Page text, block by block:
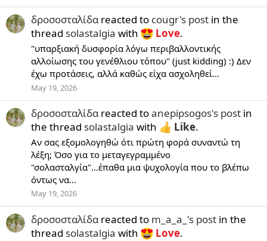
δροσοσταλίδαreacted to cougr's post in the
thread solastalgia with Love.
"υπαρξιακή δυσφορία λόγω περιβαλλοντικής
αλλοίωσης του γενέθλιου τόπου" (just kidding) :) Δεν
έχω προτάσεις, αλλά καθώς είχα ασχοληθεί...
May 19, 2026
δροσοσταλίδαreacted toanepipsogos's post in
the thread solastalgia with Like.
Αν σας εξομολογηθώ ότι πρώτη φορά συναντώ τη
λέξη; Όσο για το μεταγεγραμμένο
"σολασταλγία"...έπαθα μια ψυχολογία που το βλέπω
όντως να...
May 19, 2026
δροσοσταλίδαreacted to m_a_a_'s post in the
thread solastalgia with Love.